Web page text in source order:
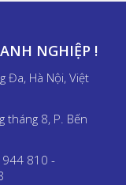
NGHIỆP !
Đa, Hà Nội, Việt
tháng 8, P. Bến
810 -